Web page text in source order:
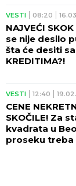
VESTI 08:20
NAJVEĆI
se nije desilo
šta će desiti sa
KREDITIMA?!
VESTI 12:40
CENE
SKOČILE! Za
kvadrata u
proseku treba